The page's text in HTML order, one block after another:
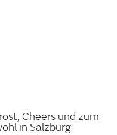
Cheers und zum
in Salzburg